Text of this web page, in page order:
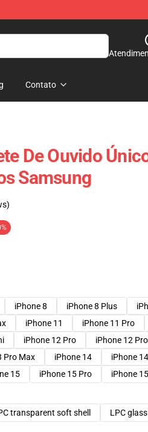
Contato
De Ouvido
Samsung
iPhone 8 iPhone 8 Plus
iPhone 11 iPhone 11 Pro
iPhone 12 Pro iPhone 12
Pro Max iPhone 14
iPhone
15 iPhone 15 Pro
iPhone
transparent soft shell LPC